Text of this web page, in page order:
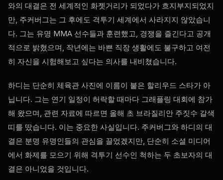
와의 대결은 전 세계적인 화젯거리가 되었다가 흐지부지되었지
만, 주커버그는 그 후에도 격투기 세계에서 사라지지 않았습니
다. 그는 유명 MMA 선수들과 훈련했고, 경쟁을 즐긴다고 공개
적으로 밝혔으며, 작년에는 바쁜 직장 생활에도 불구하고 여전
히 자신을 시험해보고 싶다는 의사를 내비쳤습니다.
하디는 단순히 체육관 사진에 이름이 붙은 할리우드 스타가 아
닙니다. 그는 연기 일정이 허락할 때마다 그래플링 대회에 참가
해 왔으며, 관련 자료에 따르면 올해 초 브라질리안 주짓수 갈색
띠를 땄습니다. 이는 중요한 사실입니다. 주커버그와 하디의 대
결은 분명 유명인들의 관심을 끌었겠지만, 단순히 소셜 미디어
에서 화제를 모으기 위해 격투기 선수인 척하는 두 초보자의 대
결은 아니었을 것입니다.